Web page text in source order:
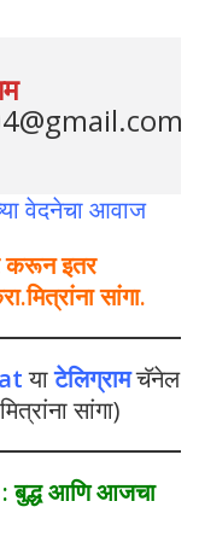
वेदनेचा आवाज
करून इतर
सांगा.
याटेलिग्रामचॅनेल
सांगा)
: बुद्ध आणि आजचा